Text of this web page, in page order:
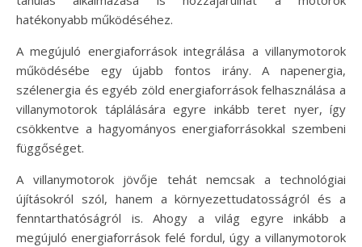
hatékonyabb működéséhez.
A megújuló energiaforrások integrálása a villanymotorok
működésébe egy újabb fontos irány. A napenergia,
szélenergia és egyéb zöld energiaforrások felhasználása a
villanymotorok táplálására egyre inkább teret nyer, így
csökkentve a hagyományos energiaforrásokkal szembeni
függőséget.
A villanymotorok jövője tehát nemcsak a technológiai
újításokról szól, hanem a környezettudatosságról és a
fenntarthatóságról is. Ahogy a világ egyre inkább a
megújuló energiaforrások felé fordul, úgy a villanymotorok